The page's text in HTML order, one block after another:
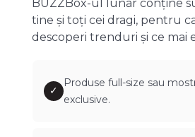
BUZZBox-ul lunar conține
tine și toți cei dragi, pentru
descoperi trenduri și ce mai
✓
Produse full-size sau
exclusive.